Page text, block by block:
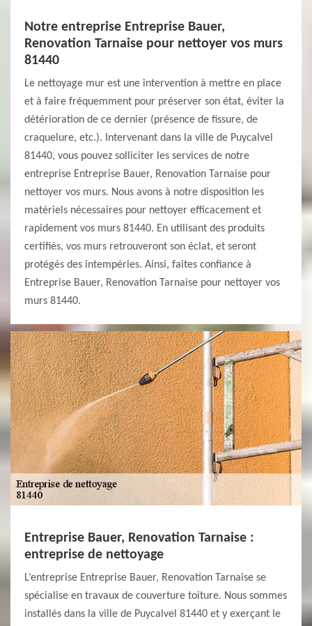
Notre entreprise Entreprise Bauer,
Renovation Tarnaise pour nettoyer vos murs
81440
Le nettoyage mur est une intervention à mettre en place
et à faire fréquemment pour préserver son état, éviter la
détérioration de ce dernier (présence de fissure, de
craquelure, etc.). Intervenant dans la ville de Puycalvel
81440, vous pouvez solliciter les services de notre
entreprise Entreprise Bauer, Renovation Tarnaise pour
nettoyer vos murs. Nous avons à notre disposition les
matériels nécessaires pour nettoyer efficacement et
rapidement vos murs 81440. En utilisant des produits
certifiés, vos murs retrouveront son éclat, et seront
protégés des intempéries. Ainsi, faites confiance à
Entreprise Bauer, Renovation Tarnaise pour nettoyer vos
murs 81440.
Entreprise Bauer, Renovation Tarnaise :
entreprise de nettoyage
L’entreprise Entreprise Bauer, Renovation Tarnaise se
spécialise en travaux de couverture toiture. Nous sommes
installés dans la ville de Puycalvel 81440 et y exerçant le